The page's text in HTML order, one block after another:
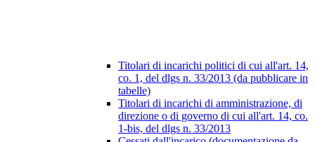
Titolari di incarichi politici di cui all'art. 14,
co. 1, del dlgs n. 33/2013 (da pubblicare in
tabelle)
Titolari di incarichi di amministrazione, di
direzione o di governo di cui all'art. 14, co.
1-bis, del dlgs n. 33/2013